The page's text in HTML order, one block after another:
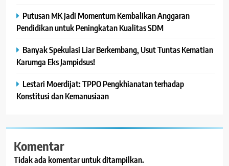
Putusan MK Jadi Momentum Kembalikan Anggaran
Pendidikan untuk Peningkatan Kualitas SDM
Banyak Spekulasi Liar Berkembang, Usut Tuntas Kematian
Karumga Eks Jampidsus!
Lestari Moerdijat: TPPO Pengkhianatan terhadap
Konstitusi dan Kemanusiaan
Komentar
Tidak ada komentar untuk ditampilkan.